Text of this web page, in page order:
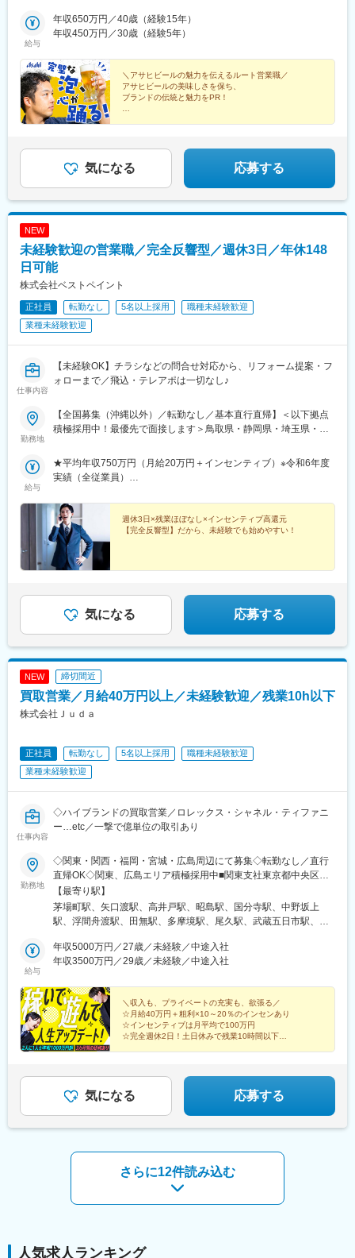
田区、立川市横浜市、厚木市、千葉市、鎌ケ谷市、甲府市■中部エ
リア静岡市、新潟市、長野市、岐阜市、高山市、名古屋市、岡崎
堺市、奈良市、和歌山市、西宮市、神戸市、姫路市、京都市■中国
エリア広島市、福山市、岡山市、松江市、周南市■四国エリア高松
市、徳島市、松山市、高知市■九州エリア福岡市、北九州市、佐賀
市、長崎市、熊本市、大分市、宮崎市、鹿児島市※受動喫煙対策：
就業時間内禁煙
駅、立川駅、横浜駅、初富駅、京成千葉駅、神奈川駅、本厚木
駅、甲府駅、静岡駅、新潟駅、長野駅、名鉄岐阜駅、高山駅、名
高田本山駅、渡辺橋駅、江坂駅、綾ノ町駅、新大宮駅、和歌山
駅、旧居留地・大丸前駅、久寿川駅、手柄駅、四条駅(京都市営)、
袋町駅、東福山駅、田町駅(岡山県)、松江駅、徳山駅、高松築港
駅、徳島駅、勝山町駅、大橋通駅、天神南駅、北方駅(福岡県)、佐
賀駅、桜町駅(長崎県)、西辛島町駅、大分駅、宮崎駅、高見馬場
静岡駅、市役所前駅(長野県)、岐阜駅、近鉄名古屋駅、岡崎公園前
駅、地鉄ビル前駅、金沢駅、福井駅、東一身田駅、肥後橋駅、浅
香山駅、奈良駅、田中口駅、元町駅(兵庫県)、今津駅(兵庫県)、烏
元町駅、阪神国道駅、中電前駅、岡山駅前駅、片原町駅(香川県)、
東雲口駅、高知城前駅、西鉄福岡駅、市役所駅(長崎県)、慶徳校前
駅、加治屋町駅
給与
年収650万円／40歳（経験15年）
年収450万円／30歳（経験5年）
＼アサヒビールの魅力を伝えるルート営業職／
アサヒビールの美味しさを保ち、
ブランドの伝統と魅力をPR！
★残業月平均11時間以下
気になる 応募する
NEW
未経験歓迎の営業職／完全反響型／週休3日／年休148
日可能
株式会社ベストペイント
正社員 転勤なし 5名以上採用
職種未経験歓迎
業種未経験歓迎
仕事内容
【未経験OK】チラシなどの問合せ対応から、リフォーム提案・フ
ォローまで／飛込・テレアポは一切なし♪
勤務地
【全国募集（沖縄以外）／転勤なし／基本直行直帰】＜以下拠点
積極採用中！最優先で面接します＞鳥取県・静岡県・埼玉県・千
り、出社することはほぼありません★希望に応じ、社用車・マイ
カーの使用をお選びいただけます勤務地の詳細については下記を
ご覧ください。http://bestpaint.co.jp/area-map※受動喫煙対策あり
給与
★平均年収750万円（月給20万円＋インセンティブ）※令和6年度
実績（全従業員）
週休3日×残業ほぼなし×インセンティブ高還元
【完全反響型】だから、未経験でも始めやすい！
気になる 応募する
NEW 締切間近
買取営業／月給40万円以上／未経験歓迎／残業10h以下
株式会社Ｊｕｄａ
正社員 転勤なし 5名以上採用
職種未経験歓迎
業種未経験歓迎
仕事内容
◇ハイブランドの買取営業／ロレックス・シャネル・ティファニ
ー…etc／一撃で億単位の取引あり
勤務地
◇関東・関西・福岡・宮城・広島周辺にて募集◇転勤なし／直行
直帰OK◇関東、広島エリア積極採用中■関東支社東京都中央区新
川1-3-3 グリーンオーク茅場町４F└『茅場町駅』徒歩２分、『日
本橋駅』徒歩７分■関西支社大阪府大阪市西区京町堀1-3-3 肥後橋
パークビル4階└『肥後橋駅』徒歩3分、『本町駅』徒歩6分■福岡
3F└『祇園駅』 徒歩1分■仙台支社宮城県仙台市青葉区中央4-10-
3└『仙台駅』徒歩２分■広島支社※2026年8月頃にオープン予定広
分【その他勤務地】・関東圏内（東京都、神奈川県、埼玉県、千
葉県、茨城県、栃木県、群馬県）・関西圏内（大阪府、兵庫県、
京都府、滋賀県、奈良県）・福岡周辺（福岡県、大分県、熊本
県、佐賀県、山口県）・東北圏内（宮城県、岩手県、秋田県、山
形県、福島県）・広島周辺（広島県、岡山県、島根県、鳥取県）※
別になります
【最寄り駅】
茅場町駅、矢口渡駅、高井戸駅、昭島駅、国分寺駅、中野坂上
駅、浮間舟渡駅、田無駅、多摩境駅、尾久駅、武蔵五日市駅、東
川駅、仲町台駅、相武台下駅、湯河原駅、大磯駅、宮崎台駅、秦
野駅、座間駅、新百合ケ丘駅、藤沢駅、開成駅、久里浜駅、高坂
武里駅、鴻巣駅、栗橋駅、東行田駅、東川口駅、鶴瀬駅、北春日
部駅、吉川駅、白岡駅、京成大和田駅、旭駅(千葉県)、柏の葉キャ
ンパス駅、桜木駅(千葉県)、浜野駅、妙典駅、平和台駅(千葉県)、
二和向台駅、浦安駅(千葉県)、横芝駅、新茂原駅、芝山千代田駅、
成田空港駅(鉄道)、松岸駅、土浦駅、牛久駅、みらい平駅、友部
駅、城東駅、下仁田駅、八木原駅、井野駅(群馬県)、群馬原町駅、
伊勢崎駅、ゆいの杜東駅、肥後橋駅、南茨木駅(阪急線)、野崎駅
芳賀台駅、本町駅、学園前駅(奈良県)、櫛田神社前駅、仙台駅、袋
町駅、八丁堀駅(東京都)、荒川遊園地前駅、淀屋橋駅、呉服町駅
(福岡県)、あおば通駅、市役所前駅(広島県)
給与
年収5000万円／27歳／未経験／中途入社
年収3500万円／29歳／未経験／中途入社
＼収入も、プライベートの充実も、欲張る／
☆月給40万円＋粗利×10～20％のインセンあり
☆インセンティブは月平均で100万円
☆完全週休2日！土日休みで残業10時間以下
気になる 応募する
さらに12件読み込む
人気求人ランキング